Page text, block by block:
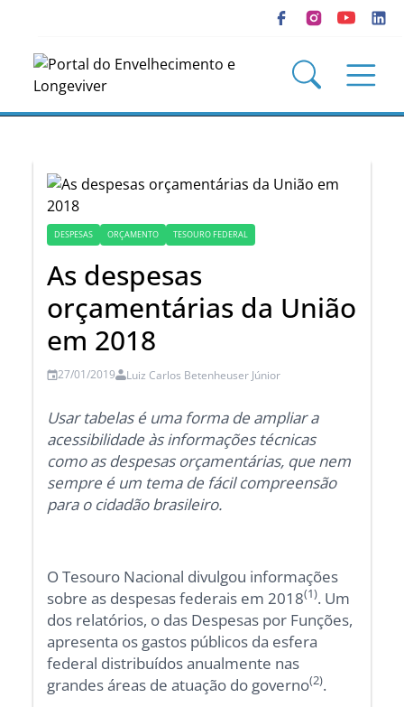
DESPESAS ORÇAMENTO TESOURO FEDERAL
As despesas
orçamentárias da União
em 2018
27/01/2019 Luiz Carlos Betenheuser Júnior
Usar tabelas é uma forma de ampliar a
acessibilidade às informações técnicas
como as despesas orçamentárias, que nem
sempre é um tema de fácil compreensão
para o cidadão brasileiro.
O Tesouro Nacional divulgou informações
sobre as despesas federais em 2018(1). Um
dos relatórios, o das Despesas por Funções,
apresenta os gastos públicos da esfera
federal distribuídos anualmente nas
grandes áreas de atuação do governo(2).